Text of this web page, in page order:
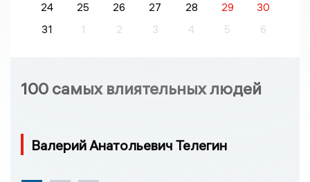
24
25 26 27 28 29
30
31
1 2 3 4 5 6
100 самых влиятельных людей
Валерий Анатольевич Телегин